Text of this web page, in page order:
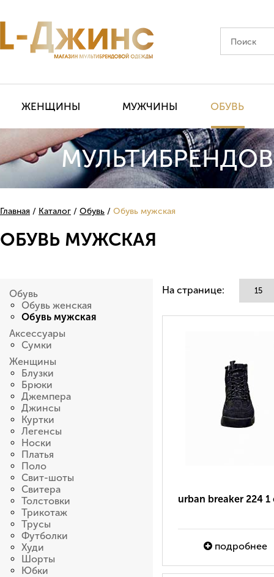
ЖЕНЩИНЫ МУЖЧИНЫ ОБУВЬ
Главная Каталог Обувь Обувь мужская
ОБУВЬ МУЖСКАЯ
Обувь
Обувь женская
Обувь мужская
Аксессуары
Сумки
Женщины
Блузки
Брюки
Джемпера
Джинсы
Куртки
Легенсы
Носки
Платья
Поло
Свит-шоты
Свитера
Толстовки
Трикотаж
Трусы
Футболки
Худи
Шорты
Юбки
На странице:
urban breaker 224 1
подробнее